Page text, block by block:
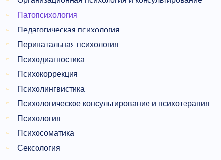
Патопсихология
Педагогическая психология
Перинатальная психология
Психодиагностика
Психокоррекция
Психолингвистика
Психологическое консультирование и психотерапия
Психология
Психосоматика
Сексология